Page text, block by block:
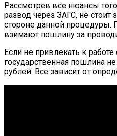
Рассмотрев все нюансы
развод через ЗАГС, не
стороне данной процедуры.
взимают пошлину за
Если не привлекать к
государственная пошлина
рублей. Все зависит от